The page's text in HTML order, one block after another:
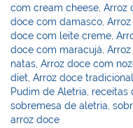
com cream cheese ,Arroz
doce com damasco ,
doce com leite creme ,
doce com maracujá ,
natas ,Arroz doce com
diet ,Arroz doce tradicional
Pudim de Aletria receitas
sobremesa de aletria ,
arroz doce